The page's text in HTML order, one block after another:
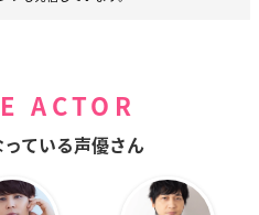
ACTOR
ている声優さん